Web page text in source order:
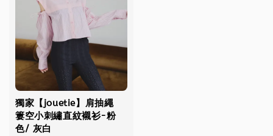
獨家【jouetie】肩抽繩
簍空小刺繡直紋襯衫-粉
色/ 灰白